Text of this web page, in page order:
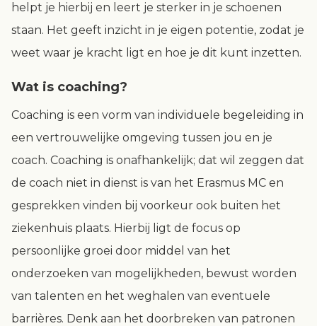
helpt je hierbij en leert je sterker in je schoenen
staan. Het geeft inzicht in je eigen potentie, zodat je
weet waar je kracht ligt en hoe je dit kunt inzetten.
Wat is coaching?
Coaching is een vorm van individuele begeleiding in
een vertrouwelijke omgeving tussen jou en je
coach. Coaching is onafhankelijk; dat wil zeggen dat
de coach niet in dienst is van het Erasmus MC en
gesprekken vinden bij voorkeur ook buiten het
ziekenhuis plaats. Hierbij ligt de focus op
persoonlijke groei door middel van het
onderzoeken van mogelijkheden, bewust worden
van talenten en het weghalen van eventuele
barrières. Denk aan het doorbreken van patronen